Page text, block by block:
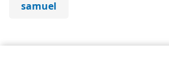
samuel